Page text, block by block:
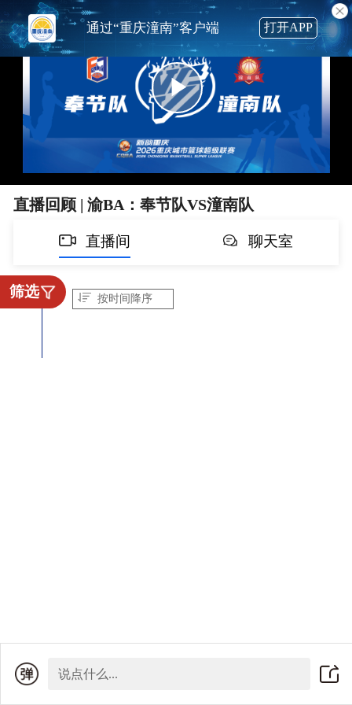
通过“重庆潼南”客户端 打开APP
筛选
直播回顾 | 渝BA：奉节队VS潼南队
直播间 聊天室
按时间降序
说点什么...